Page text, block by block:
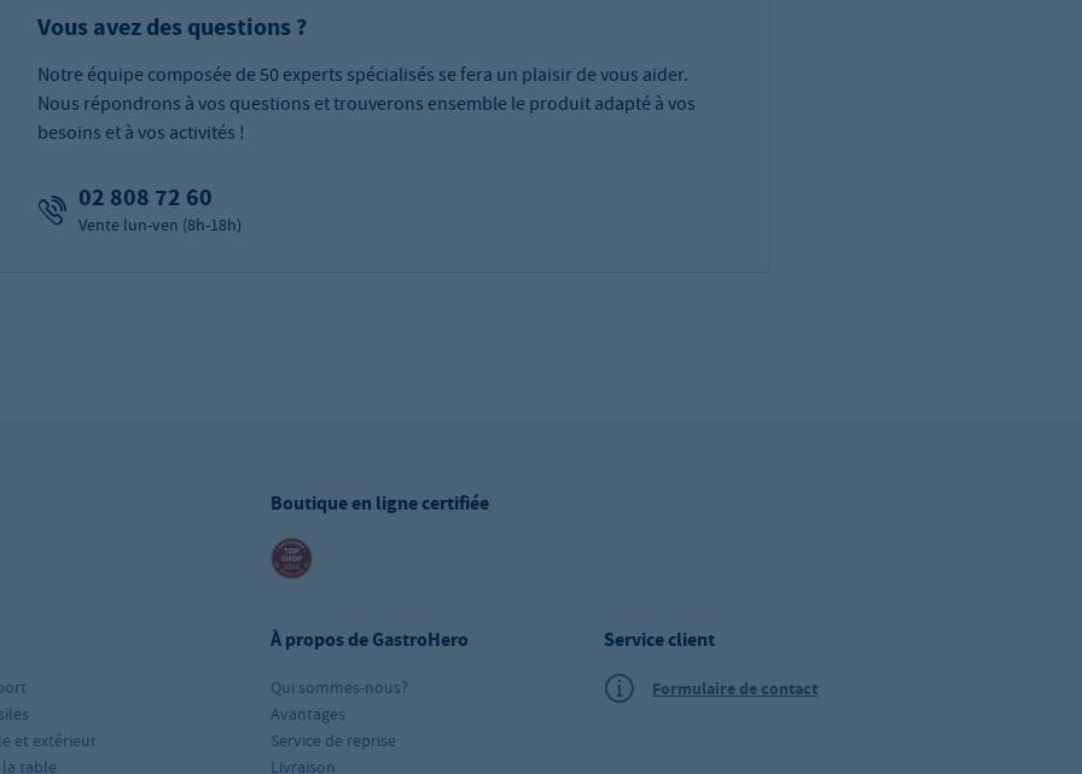
Vous avez des questions ?
Notre équipe composée de 50 experts spécialisés se fera un plaisir de vous aider.
Nous répondrons à vos questions et trouverons ensemble le produit adapté à vos
besoins et à vos activités !
02 808 72 60
Vente lun-ven (8h-18h)
Boutique en ligne certifiée
et extérieur
table
À propos de GastroHero
Qui sommes-nous?
Avantages
Service de reprise
Livraison
Service client
Formulaire de contact